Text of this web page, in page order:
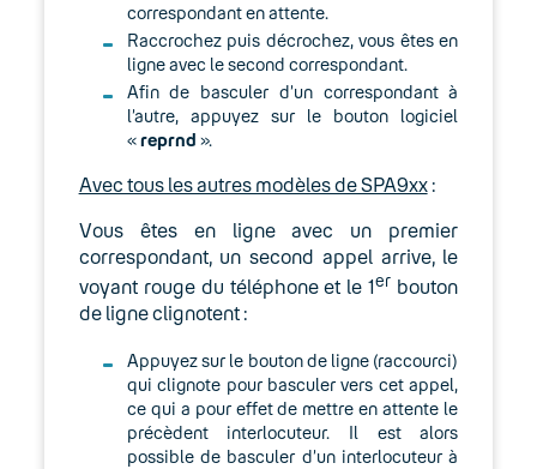
correspondant en attente.
Raccrochez puis décrochez, vous êtes en
ligne avec le second correspondant.
Afin de basculer d’un correspondant à
l’autre, appuyez sur le bouton logiciel
«reprnd ».
Avec tous les autres modèles de SPA9xx:
Vous êtes en ligne avec un premier
correspondant, un second appel arrive, le
voyant rouge du téléphone et le 1er bouton
de ligne clignotent :
Appuyez sur le bouton de ligne (raccourci)
qui clignote pour basculer vers cet appel,
ce qui a pour effet de mettre en attente le
précèdent interlocuteur. Il est alors
possible de basculer d’un interlocuteur à